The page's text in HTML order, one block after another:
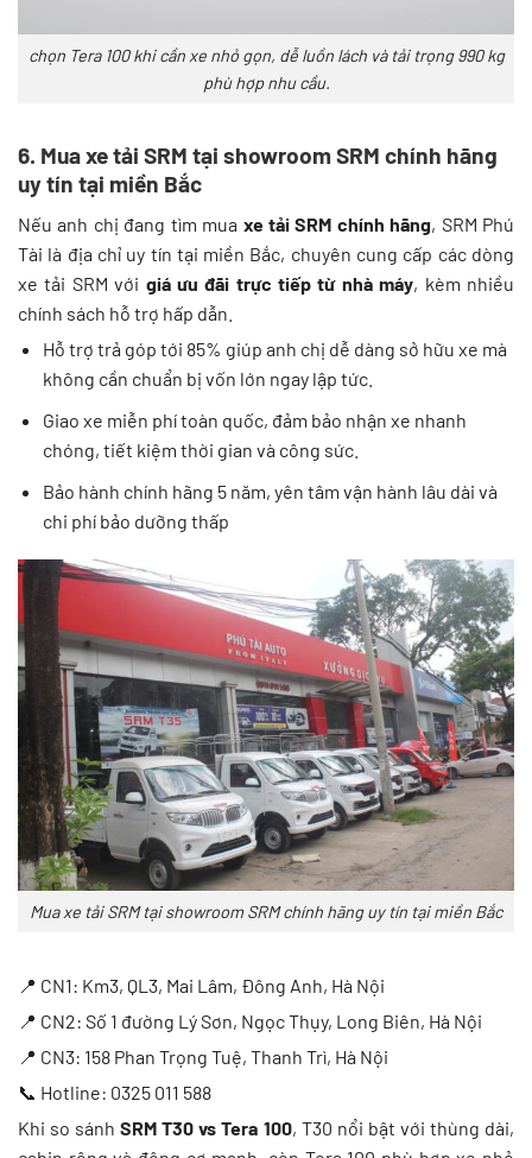
chọn Tera 100 khi cần xe nhỏ gọn, dễ luồn lách và tải trọng 990 kg
phù hợp nhu cầu.
6. Mua xe tải SRM tại showroom SRM chính hãng
uy tín tại miền Bắc
Nếu anh chị đang tìm mua xe tải SRM chính hãng, SRM Phú
Tài là địa chỉ uy tín tại miền Bắc, chuyên cung cấp các dòng
xe tải SRM với giá ưu đãi trực tiếp từ nhà máy, kèm nhiều
chính sách hỗ trợ hấp dẫn.
Hỗ trợ trả góp tới 85% giúp anh chị dễ dàng sở hữu xe mà
không cần chuẩn bị vốn lớn ngay lập tức.
Giao xe miễn phí toàn quốc, đảm bảo nhận xe nhanh
chóng, tiết kiệm thời gian và công sức.
Bảo hành chính hãng 5 năm, yên tâm vận hành lâu dài và
chi phí bảo dưỡng thấp
Mua xe tải SRM tại showroom SRM chính hãng uy tín tại miền Bắc
📍 CN1: Km3, QL3, Mai Lâm, Đông Anh, Hà Nội
📍 CN2: Số 1 đường Lý Sơn, Ngọc Thụy, Long Biên, Hà Nội
📍 CN3: 158 Phan Trọng Tuệ, Thanh Trì, Hà Nội
📞 Hotline: 0325 011 588
Khi so sánhSRM T30 vs Tera 100, T30 nổi bật với thùng dài,